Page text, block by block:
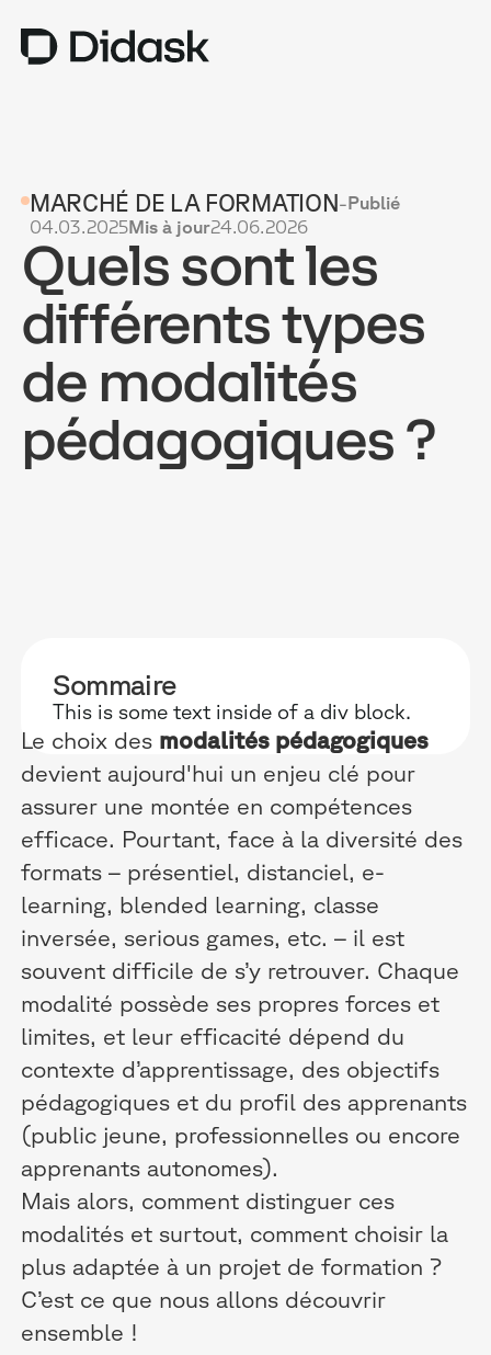
COACHING
NEW
USAGES
POURQUOI DIDASK ?
RESSOURCES
FORCES DE
CONFORMITÉ
RELATIONS
CLIENTS &
LOGICIELS
MANIFESTE
TÉMOIGNAGES
INTÉGRATIONS
GUIDES
RECHERCHE
MARCHÉ DE LA FORMATION-Publié
04.03.2025Mis à jour24.06.2026
Quels sont les
différents types
de modalités
pédagogiques ?
Sommaire
This is some text inside of a div block.
Le choix des modalités pédagogiques
devient aujourd'hui un enjeu clé pour
assurer une montée en compétences
efficace. Pourtant, face à la diversité des
formats – présentiel, distanciel, e-
learning, blended learning, classe
inversée, serious games, etc. – il est
souvent difficile de s’y retrouver. Chaque
modalité possède ses propres forces et
limites, et leur efficacité dépend du
contexte d’apprentissage, des objectifs
pédagogiques et du profil des apprenants
(public jeune, professionnelles ou encore
apprenants autonomes).
Mais alors, comment distinguer ces
modalités et surtout, comment choisir la
plus adaptée à un projet de formation ?
C’est ce que nous allons découvrir
ensemble !